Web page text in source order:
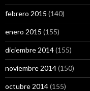
febrero 2015 (140)
enero 2015 (155)
diciembre 2014(155)
noviembre 2014(150)
octubre 2014(155)